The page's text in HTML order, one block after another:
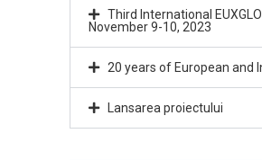
Third International
November 9-10, 2023
20 years of European and
Lansarea proiectului